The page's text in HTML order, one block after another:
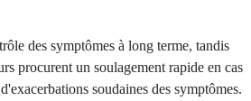
des symptômes à long terme, tandis
procurent un soulagement rapide en cas
soudaines des symptômes.